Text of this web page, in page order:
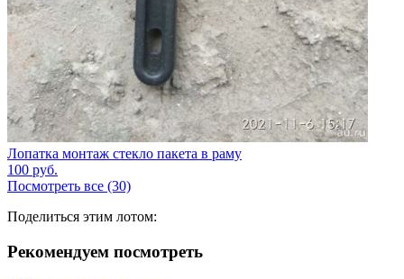
Лопатка монтаж стекло пакета в раму
100 руб.
Посмотреть все (30)
Поделиться этим лотом:
Рекомендуем посмотреть